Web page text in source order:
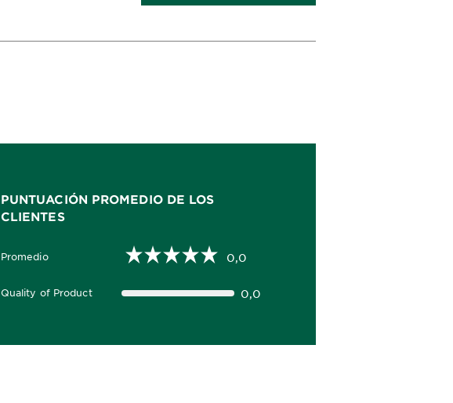
PUNTUACIÓN PROMEDIO DE LOS
CLIENTES
Promedio
0,0 out of 5 stars 0,0
Quality of Product
0,0 out of 5 stars 0,0